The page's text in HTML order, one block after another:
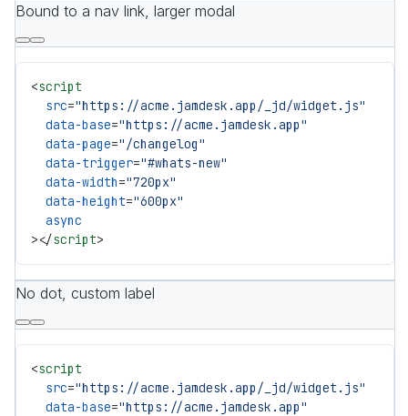
Bound to a nav link, larger modal
<script
  src
="https://acme.jamdesk.app/_jd/widget.js"
  data-base
="https://acme.jamdesk.app"
  data-page
="/changelog"
  data-trigger
="#whats-new"
  data-width
="720px"
  data-height
="600px"
  async
></script>
No dot, custom label
<script
  src
="https://acme.jamdesk.app/_jd/widget.js"
  data-base
="https://acme.jamdesk.app"